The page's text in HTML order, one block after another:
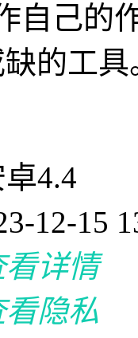
自己的
的工具
4.4
12-15
看详情
看隐私